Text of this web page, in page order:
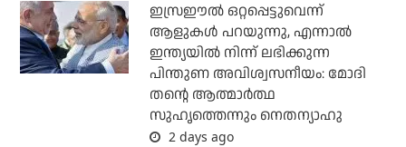
ഇസ്രഈല്‍ ഒറ്റപ്പെട്ടുവെന്ന്
ആളുകള്‍ പറയുന്നു, എന്നാല്‍
ഇന്ത്യയില്‍ നിന്ന് ലഭിക്കുന്ന
പിന്തുണ അവിശ്വസനീയം: മോദി
തന്റെ ആത്മാര്‍ത്ഥ
സുഹൃത്തെന്നും നെതന്യാഹു
2 days ago